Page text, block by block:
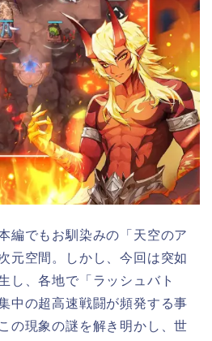
編でもお馴染みの「天空のア
元空間。しかし、今回は突如
し、各地で「ラッシュバト
中の超高速戦闘が頻発する事
の現象の謎を解き明かし、世